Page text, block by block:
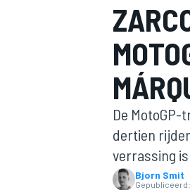
MOTOGP
De
dertien
verrassing is
Bjorn Smit
Gepubliceerd: